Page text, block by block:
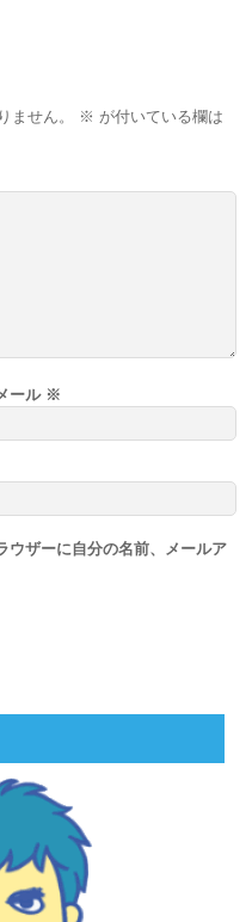
ません。 ※ が付いている欄は
ール ※
ウザーに自分の名前、メールア